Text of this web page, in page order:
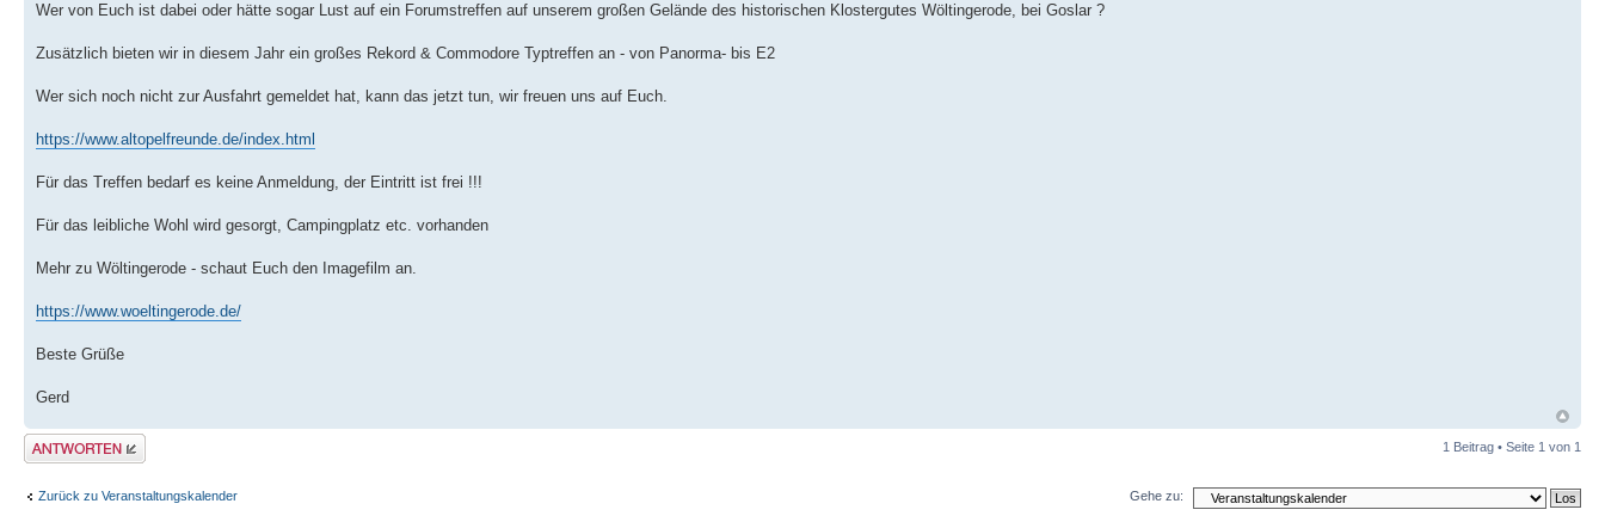
Wer von Euch ist dabei oder hätte sogar Lust auf ein Forumstreffen auf unserem großen Gelände des historischen Klostergutes Wöltingerode, bei Goslar ?
Zusätzlich bieten wir in diesem Jahr ein großes Rekord & Commodore Typtreffen an - von Panorma- bis E2
Wer sich noch nicht zur Ausfahrt gemeldet hat, kann das jetzt tun, wir freuen uns auf Euch.
https://www.altopelfreunde.de/index.html
Für das Treffen bedarf es keine Anmeldung, der Eintritt ist frei !!!
Für das leibliche Wohl wird gesorgt, Campingplatz etc. vorhanden
Mehr zu Wöltingerode - schaut Euch den Imagefilm an.
https://www.woeltingerode.de/
Beste Grüße
Gerd
Antwort erstellen 1 Beitrag • Seite 1 von 1
Zurück zu Veranstaltungskalender Gehe zu: